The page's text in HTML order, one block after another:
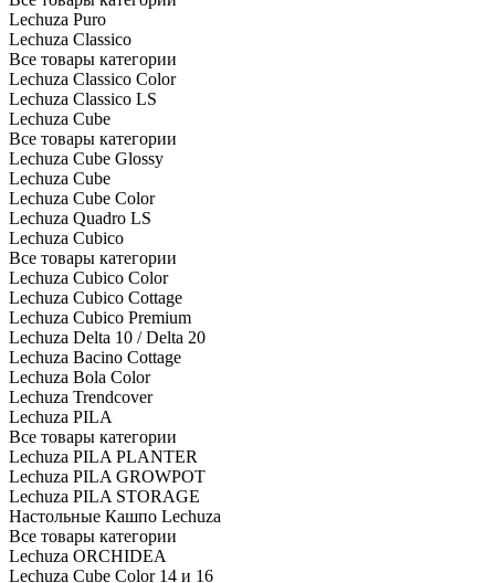
Lechuza Puro
Lechuza Classico
Все товары категории
Lechuza Classico Color
Lechuza Classico LS
Lechuza Cube
Все товары категории
Lechuza Cube Glossy
Lechuza Cube
Lechuza Cube Color
Lechuza Quadro LS
Lechuza Cubico
Все товары категории
Lechuza Cubico Color
Lechuza Cubico Cottage
Lechuza Cubico Premium
Lechuza Delta 10 / Delta 20
Lechuza Bacino Cottage
Lechuza Bola Color
Lechuza Trendcover
Lechuza PILA
Все товары категории
Lechuza PILA PLANTER
Lechuza PILA GROWPOT
Lechuza PILA STORAGE
Настольные Кашпо Lechuza
Все товары категории
Lechuza ORCHIDEA
Lechuza Cube Color 14 и 16